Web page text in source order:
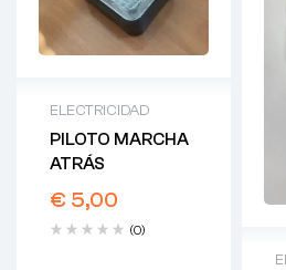
ELECTRICIDAD
PILOTO MARCHA
ATRÁS
€ 5,00
(0)